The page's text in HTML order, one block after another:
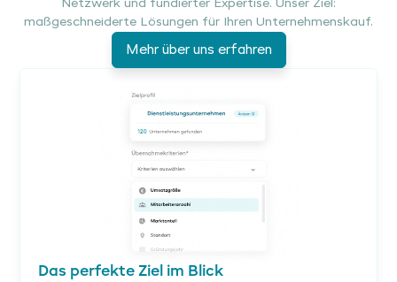
Netzwerk und fundierter Expertise. Unser Ziel:
maßgeschneiderte Lösungen für Ihren Unternehmenskauf.
Mehr über uns erfahren
Das perfekte Ziel im Blick